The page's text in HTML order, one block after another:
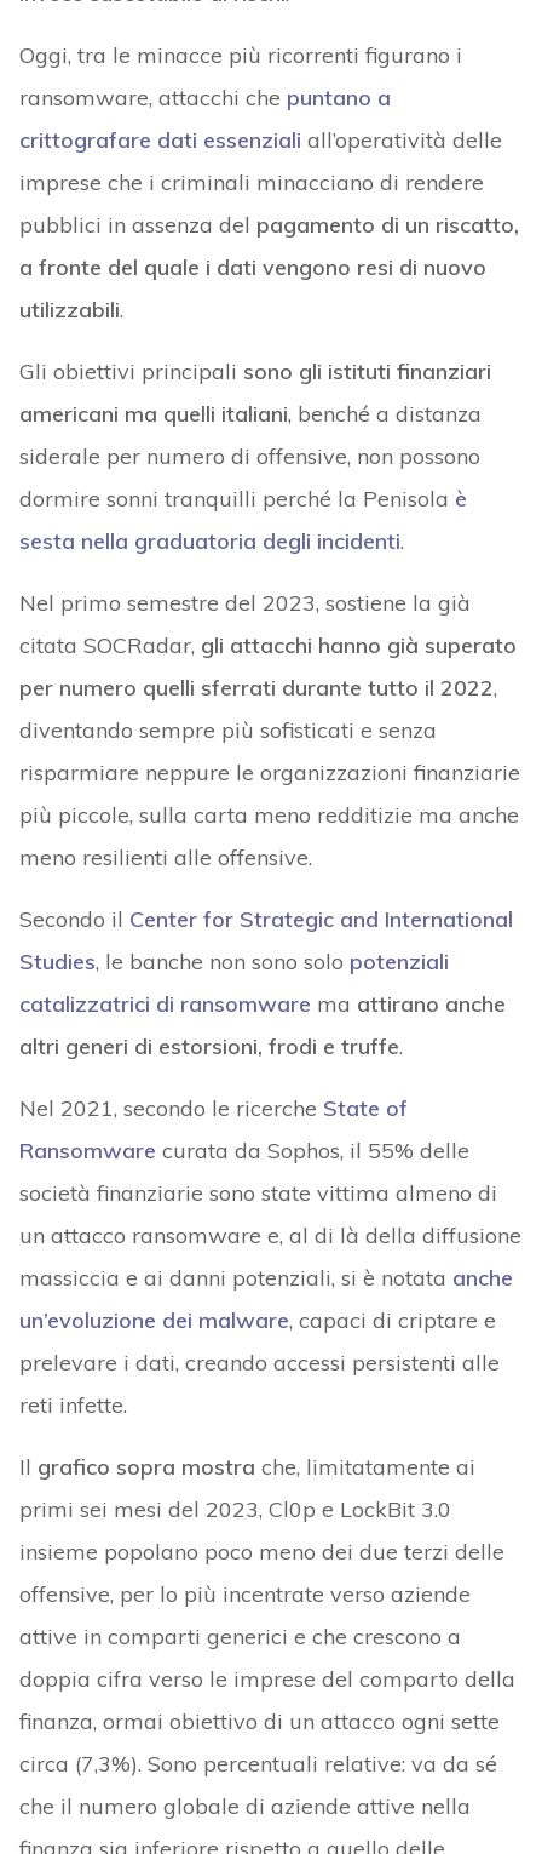
Oggi, tra le minacce più ricorrenti figurano i
ransomware, attacchi che puntano a
crittografare dati essenziali all’operatività delle
imprese che i criminali minacciano di rendere
pubblici in assenza del pagamento di un riscatto,
a fronte del quale i dati vengono resi di nuovo
utilizzabili.
Gli obiettivi principali sono gli istituti finanziari
americani ma quelli italiani, benché a distanza
siderale per numero di offensive, non possono
dormire sonni tranquilli perché la Penisola è
sesta nella graduatoria degli incidenti.
Nel primo semestre del 2023, sostiene la già
citata SOCRadar, gli attacchi hanno già superato
per numero quelli sferrati durante tutto il 2022,
diventando sempre più sofisticati e senza
risparmiare neppure le organizzazioni finanziarie
più piccole, sulla carta meno redditizie ma anche
meno resilienti alle offensive.
Secondo il Center for Strategic and International
Studies, le banche non sono solo potenziali
catalizzatrici di ransomware ma attirano anche
altri generi di estorsioni, frodi e truffe.
Nel 2021, secondo le ricerche State of
Ransomware curata da Sophos, il 55% delle
società finanziarie sono state vittima almeno di
un attacco ransomware e, al di là della diffusione
massiccia e ai danni potenziali, si è notata anche
un’evoluzione dei malware, capaci di criptare e
prelevare i dati, creando accessi persistenti alle
reti infette.
Il grafico sopra mostra che, limitatamente ai
primi sei mesi del 2023, Cl0p e LockBit 3.0
insieme popolano poco meno dei due terzi delle
offensive, per lo più incentrate verso aziende
attive in comparti generici e che crescono a
doppia cifra verso le imprese del comparto della
finanza, ormai obiettivo di un attacco ogni sette
circa (7,3%). Sono percentuali relative: va da sé
che il numero globale di aziende attive nella